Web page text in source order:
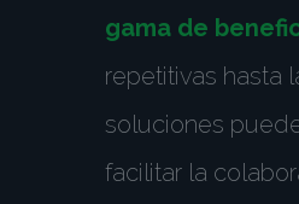
gama de
repetitivas hasta
soluciones
facilitar la